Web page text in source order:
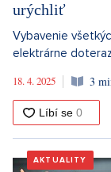
urýchliť
Vybavenie
elektrárne
18. 4. 2025
3
AKTUALITY